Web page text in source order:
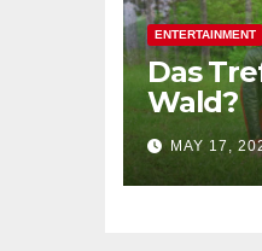
ENTERTAINMENT
Das
Wald?
MAY 17,